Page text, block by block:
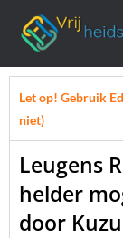
Let op! Gebruik
niet)
Leugens
helder
door